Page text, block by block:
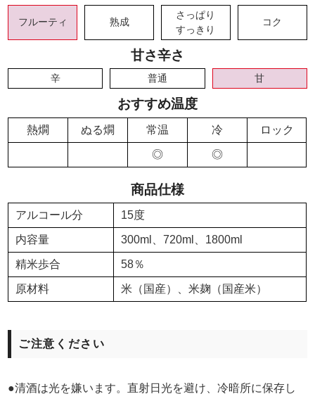
フルーティ 熟成
さっぱり
すっきり
コク
甘さ辛さ
辛 普通 甘
おすすめ温度
熱燗 ぬる燗 常温 冷 ロック
◎ ◎
商品仕様
アルコール分 15度
内容量 300ml、720ml、1800ml
精米歩合 58％
原材料 米（国産）、米麹（国産米）
ご注意ください
●清酒は光を嫌います。直射日光を避け、冷暗所に保存し